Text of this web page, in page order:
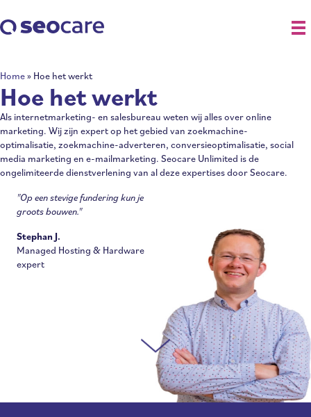
Home» Hoe het werkt
Hoe het werkt
Als internetmarketing- en salesbureau weten wij alles over online
marketing. Wij zijn expert op het gebied van zoekmachine-
optimalisatie, zoekmachine-adverteren, conversieoptimalisatie, social
media marketing en e-mailmarketing. Seocare Unlimited is de
ongelimiteerde dienstverlening van al deze expertises door Seocare.
"Op een stevige fundering kun je
groots bouwen."
Stephan J.
Managed Hosting & Hardware
expert